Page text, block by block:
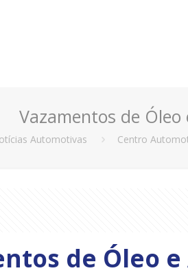
Vazamentos de
Automotivas Centro
de Óleo